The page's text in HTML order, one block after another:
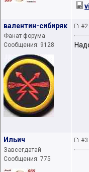
валентин-сибиряк
Фанат форума
Сообщения: 9128
Ильич
Завсегдатай
Сообщения: 775